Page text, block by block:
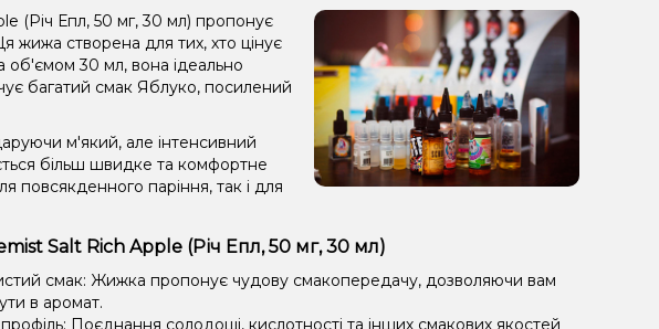
(Річ Епл, 50 мг, 30 мл) пропонує
жижа створена для тих, хто цінує
об'ємом 30 мл, вона ідеально
багатий смак Яблуко, посилений
м'який, але інтенсивний
більш швидке та комфортне
паріння, так і для
Salt Rich Apple (Річ Епл, 50 мг, 30 мл)
смак: Жижка пропонує чудову смакопередачу, дозволяючи вам
в аромат.
Поєднання солодощі, кислотності та інших смакових якостей